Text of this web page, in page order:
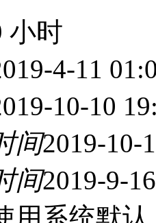
小时
4-11
10-10
间2019-10-
间2019-9-